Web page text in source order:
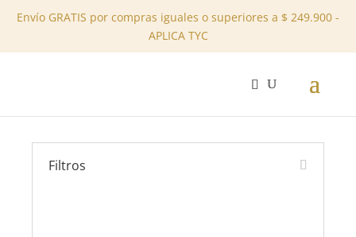
Envío GRATIS por compras iguales o superiores a $ 249.900 -
APLICA TYC
✕
Filtros